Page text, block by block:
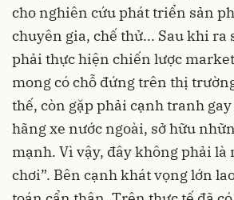
cho nghiên cứu phát triển sản
chuyên gia, chế thử... Sau khi ra
phải thực hiện chiến lược
mong có chỗ đứng trên thị
thế, còn gặp phải cạnh tranh
hãng xe nước ngoài, sở hữu
mạnh. Vì vậy, đây không phải là
chơi”. Bên cạnh khát vọng lớn